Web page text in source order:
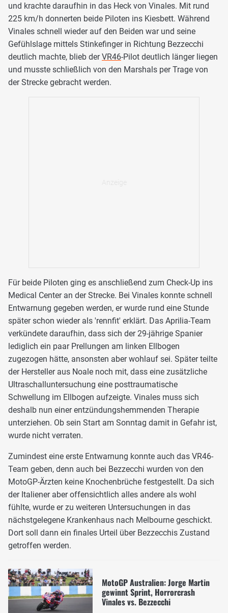
und krachte daraufhin in das Heck von Vinales. Mit rund
225 km/h donnerten beide Piloten ins Kiesbett. Während
Vinales schnell wieder auf den Beiden war und seine
Gefühlslage mittels Stinkefinger in Richtung Bezzecchi
deutlich machte, blieb derVR46-Pilot deutlich länger liegen
und musste schließlich von den Marshals per Trage von
der Strecke gebracht werden.
Für beide Piloten ging es anschließend zum Check-Up ins
Medical Center an der Strecke. Bei Vinales konnte schnell
Entwarnung gegeben werden, er wurde rund eine Stunde
später schon wieder als 'rennfit' erklärt. Das Aprilia-Team
verkündete daraufhin, dass sich der 29-jährige Spanier
lediglich ein paar Prellungen am linken Ellbogen
zugezogen hätte, ansonsten aber wohlauf sei. Später teilte
der Hersteller aus Noale noch mit, dass eine zusätzliche
Ultraschalluntersuchung eine posttraumatische
Schwellung im Ellbogen aufzeigte. Vinales muss sich
deshalb nun einer entzündungshemmenden Therapie
unterziehen. Ob sein Start am Sonntag damit in Gefahr ist,
wurde nicht verraten.
Zumindest eine erste Entwarnung konnte auch das VR46-
Team geben, denn auch bei Bezzecchi wurden von den
MotoGP-Ärzten keine Knochenbrüche festgestellt. Da sich
der Italiener aber offensichtlich alles andere als wohl
fühlte, wurde er zu weiteren Untersuchungen in das
nächstgelegene Krankenhaus nach Melbourne geschickt.
Dort soll dann ein finales Urteil über Bezzecchis Zustand
getroffen werden.
MotoGP Australien: Jorge Martin
gewinnt Sprint, Horrorcrash
Vinales vs. Bezzecchi